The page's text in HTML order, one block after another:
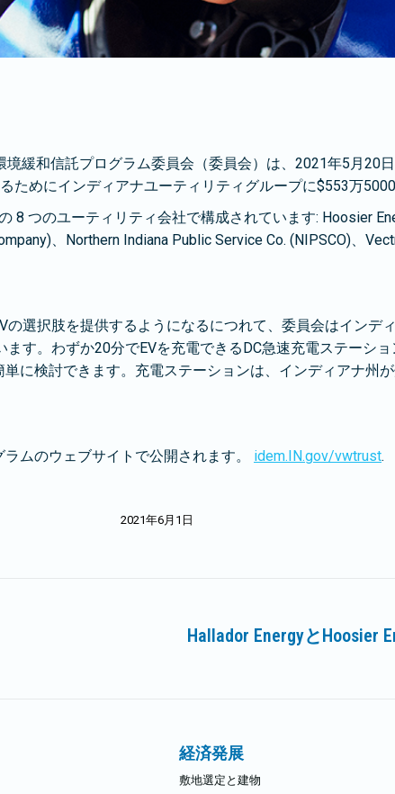
緩和信託プログラム委員会（委員会）は、2021年5月20
ためにインディアナユーティリティグループに$553万
つのユーティリティ会社で構成されています: Hoosier
、Northern Indiana Public Service Co. (NIPSCO)、
選択肢を提供するようになるにつれて、委員会はインデ
す。わずか20分でEVを充電できるDC急速充電ステーシ
に検討できます。充電ステーションは、インディアナ州
ムのウェブサイトで公開されます。 idem.IN.gov/vwtrust.
2021年6月1日
Hallador EnergyとHoosier
経済発展
敷地選定と建物